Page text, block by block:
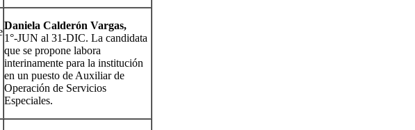
Daniela Calderón Vargas,
1°-JUN al 31-DIC. La candidata
que se propone labora
interinamente para la institución
en un puesto de Auxiliar de
Operación de Servicios
Especiales.